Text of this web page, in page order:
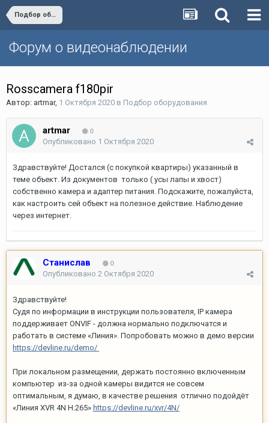
Подбор оборудования
Форум о видеонаблюдении
Rosscamera f180pir
Автор: artmar, 1 Октября 2020 в Подбор оборудования
artmar 0
Опубликовано 1 Октября 2020
Здравствуйте! Достался (с покупкой квартиры) указанный в
теме объект. Из документов только ( усы лапы и хвост)
собственно камера и адаптер питания. Подскажите, пожалуйста,
как настроить сей объект на полезное действие. Наблюдение
через интернет.
Станислав 0
Опубликовано 2 Октября 2020
Здравствуйте!
Судя по информации в инструкции пользователя, IP камера
поддерживает ONVIF - должна нормально подключатся и
работать в системе «Линия». Попробовать можно в демо версии
https://devline.ru/demo/
При локальном размещении, держать постоянно включенным
компьютер из-за одной камеры видится не совсем
оптимальным, я думаю, в качестве решения отлично подойдёт
«Линия XVR 4N H.265» https://devline.ru/xvr/4N/